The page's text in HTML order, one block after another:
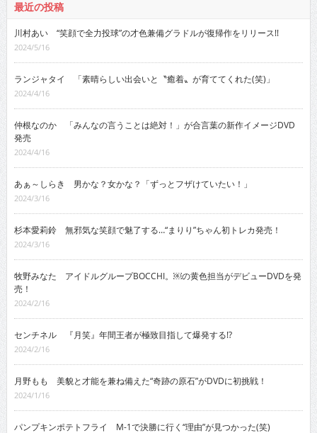
最近の投稿
川村あい “笑顔で全力投球”の才色兼備グラドルが復帰作をリリース!!
2024/5/16
ランジャタイ 「素晴らしい出会いと〝癒着〟が育ててくれた(笑)」
2024/4/16
仲根なのか 「みんなの言うことは絶対！」が合言葉の新作イメージDVD
発売
2024/4/16
あぁ～しらき 男かな？女かな？「ずっとフザけていたい！」
2024/3/16
杉本愛莉鈴 無邪気な笑顔で魅了する…“まりり”ちゃん初トレカ発売！
2024/3/16
牧野みなた アイドルグループBOCCHI。￼の黄色担当がデビューDVDを発
売！
2024/2/16
センチネル 『月笑』年間王者が極致目指して爆発する!?
2024/2/16
月野もも 美貌と才能を兼ね備えた“奇跡の原石”がDVDに初挑戦！
2024/1/16
パンプキンポテトフライ M-1で決勝に行く“理由”が見つかった(笑)